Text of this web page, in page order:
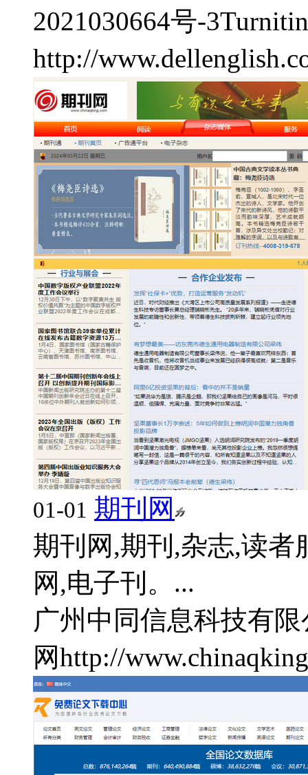
2021030664号-3
http://
01-01 期刊网
期刊网,期刊,杂志,读者
网,电子刊。...
广州中同信息科技有
网http://